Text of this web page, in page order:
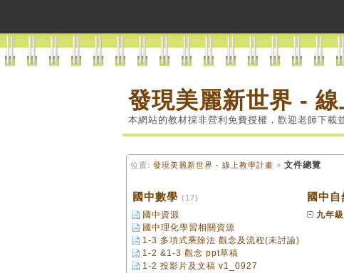
發現美麗新世界 -
本網站的教材採非營利免費授權，歡迎老師下載
位置: 發現美麗新世界 - 線上教學計畫 > 文件總覽
國中數學 (17)
國中資源
國中理化學習相關資源
1-3 多項式乘除法 觀念及流程(未討論)
1-2 &1-3 觀念 ppt草稿
1-2 投影片及文稿 v1_0927
國中
九年